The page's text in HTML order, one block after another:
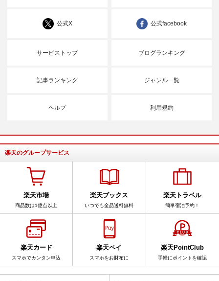
公式X 公式facebook
サービストップ ブログランキング
記事ランキング ジャンル一覧
ヘルプ 利用規約
楽天のグループサービス
楽天市場
商品数は1億点以上
楽天ブックス
いつでも全品送料無料
楽天トラベル
簡単宿泊予約！
楽天カード
スマホでカンタン申込
楽天ペイ
スマホをお財布に
楽天PointClub
手軽にポイントを確認